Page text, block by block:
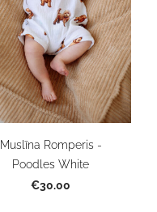
Muslīna Romperis -
Poodles White
€30.00